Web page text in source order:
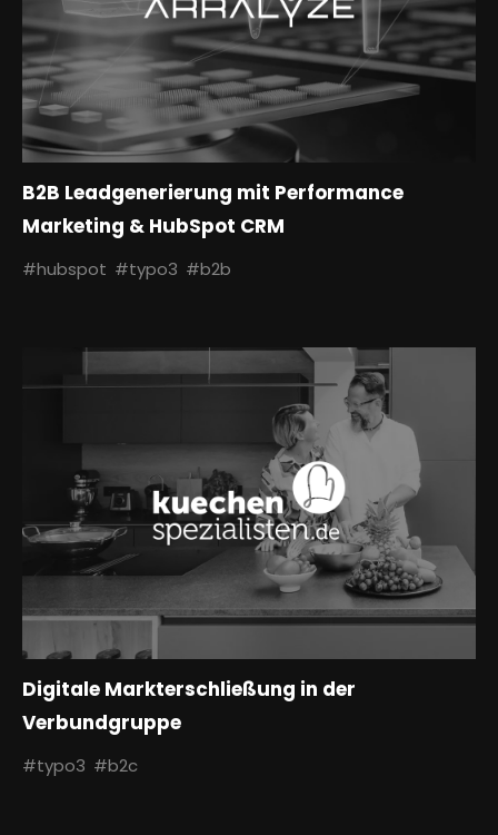
#hubspot #typo3 #b2b
B2B Leadgenerierung mit Performance
Marketing & HubSpot CRM
#typo3 #b2c
Digitale Markterschließung in der
Verbundgruppe